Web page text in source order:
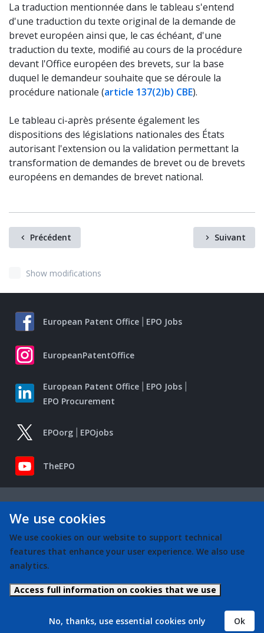
La traduction mentionnée dans le tableau s'entend
d'une traduction du texte original de la demande de
brevet européen ainsi que, le cas échéant, d'une
traduction du texte, modifié au cours de la procédure
devant l'Office européen des brevets, sur la base
duquel le demandeur souhaite que se déroule la
procédure nationale (article 137(2)b) CBE).
Le tableau ci-après présente également les
dispositions des législations nationales des États
autorisant l'extension ou la validation permettant la
transformation de demandes de brevet ou de brevets
européens en demandes de brevet national.
Précédent Suivant
Show modifications
European Patent Office EPO Jobs
EuropeanPatentOffice
European Patent Office
EPO Jobs
EPO Procurement
EPOorg EPOjobs
TheEPO
We use cookies
We use cookies on our website to support technical
features that enhance your user experience. We also use
analytics.
Access full information on cookies that we use
Ok
No, thanks, use essential cookies only